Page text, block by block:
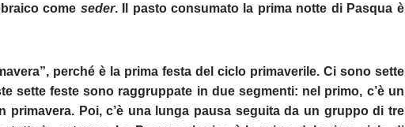
come seder. Il pasto consumato la prima notte di Pasqua è
perché è la prima festa del ciclo primaverile. Ci sono sette
sette feste sono raggruppate in due segmenti: nel primo, c’è un
Poi, c’è una lunga pausa seguita da un gruppo di tre